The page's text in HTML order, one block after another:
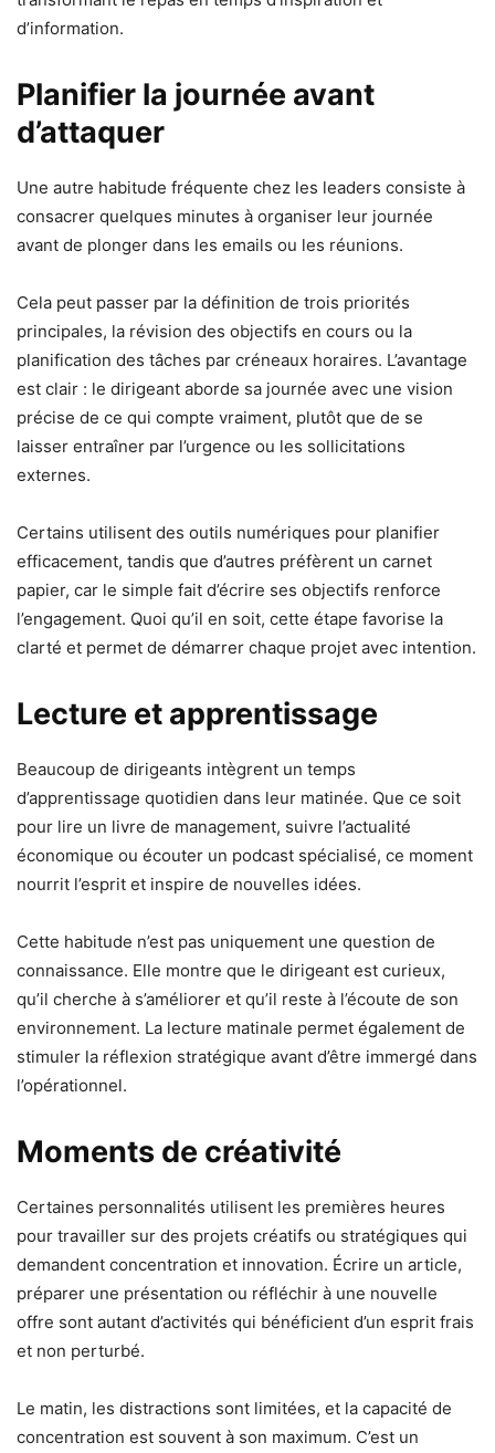
d’information.
Planifier la journée avant
d’attaquer
Une autre habitude fréquente chez les leaders consiste à
consacrer quelques minutes à organiser leur journée
avant de plonger dans les emails ou les réunions.
Cela peut passer par la définition de trois priorités
principales, la révision des objectifs en cours ou la
planification des tâches par créneaux horaires. L’avantage
est clair : le dirigeant aborde sa journée avec une vision
précise de ce qui compte vraiment, plutôt que de se
laisser entraîner par l’urgence ou les sollicitations
externes.
Certains utilisent des outils numériques pour planifier
efficacement, tandis que d’autres préfèrent un carnet
papier, car le simple fait d’écrire ses objectifs renforce
l’engagement. Quoi qu’il en soit, cette étape favorise la
clarté et permet de démarrer chaque projet avec intention.
Lecture et apprentissage
Beaucoup de dirigeants intègrent un temps
d’apprentissage quotidien dans leur matinée. Que ce soit
pour lire un livre de management, suivre l’actualité
économique ou écouter un podcast spécialisé, ce moment
nourrit l’esprit et inspire de nouvelles idées.
Cette habitude n’est pas uniquement une question de
connaissance. Elle montre que le dirigeant est curieux,
qu’il cherche à s’améliorer et qu’il reste à l’écoute de son
environnement. La lecture matinale permet également de
stimuler la réflexion stratégique avant d’être immergé dans
l’opérationnel.
Moments de créativité
Certaines personnalités utilisent les premières heures
pour travailler sur des projets créatifs ou stratégiques qui
demandent concentration et innovation. Écrire un article,
préparer une présentation ou réfléchir à une nouvelle
offre sont autant d’activités qui bénéficient d’un esprit frais
et non perturbé.
Le matin, les distractions sont limitées, et la capacité de
concentration est souvent à son maximum. C’est un